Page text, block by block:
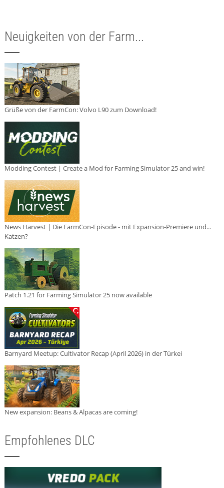
Neuigkeiten von der Farm...
Grüße von der FarmCon: Volvo L90 zum Download!
Modding Contest | Create a Mod for Farming Simulator 25 and win!
News Harvest | Die FarmCon-Episode - mit Expansion-Premiere und...
Katzen?
Patch 1.21 for Farming Simulator 25 now available
Barnyard Meetup: Cultivator Recap (April 2026) in der Türkei
New expansion: Beans & Alpacas are coming!
Empfohlenes DLC